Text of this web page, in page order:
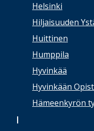
Helsinki
Hiljaisuuden
Huittinen
Humppila
Hyvinkää
Hyvinkään
Hämeenkyrön
I